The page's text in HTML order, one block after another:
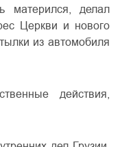
матерился, делал
Церкви и нового
из автомобиля
действия,